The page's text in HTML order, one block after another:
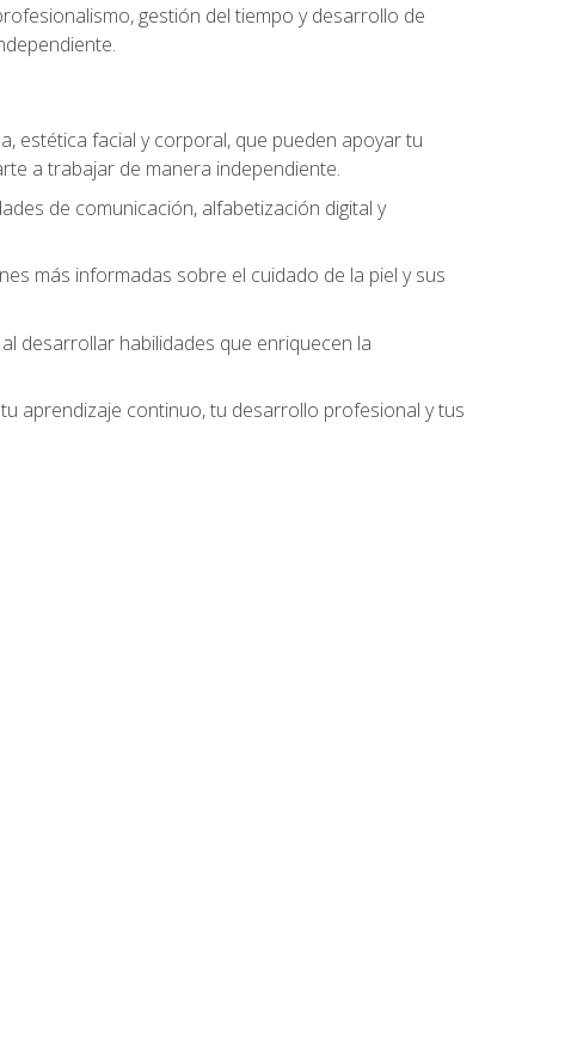
gestión del tiempo y desarrollo de
estética facial y corporal, que pueden apoyar tu
a trabajar de manera independiente.
de comunicación, alfabetización digital y
más informadas sobre el cuidado de la piel y sus
desarrollar habilidades que enriquecen la
aprendizaje continuo, tu desarrollo profesional y tus